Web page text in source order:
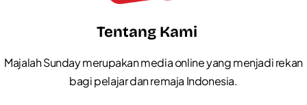
Tentang Kami
Majalah Sunday merupakan media online yang menjadi rekan
bagi pelajar dan remaja Indonesia.